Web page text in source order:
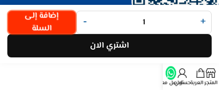
جميع الحقوق محفوظة لـمتجر الأصلي© 2025.
تم التطوير بواسطة
Code Times
المتجرالعربةحسابي
تواصل معنا
+
-
إضافة إلى
السلة
اشتري الان